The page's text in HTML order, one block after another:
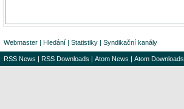
Webmaster | Hledání | Statistiky | Syndikační kanály
RSS News | RSS Downloads | Atom News | Atom Downloads